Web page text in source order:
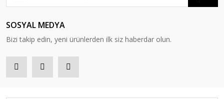
SOSYAL MEDYA
Bizi takip edin, yeni ürünlerden ilk siz haberdar olun.